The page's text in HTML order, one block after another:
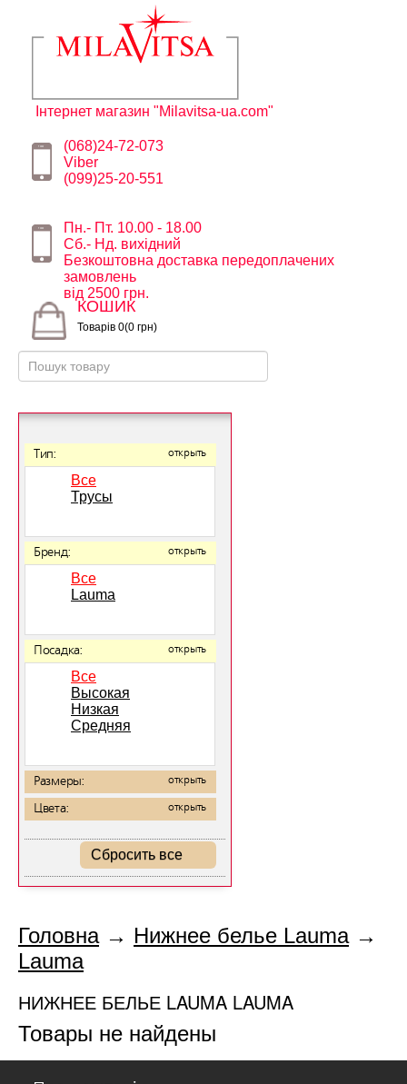
Інтернет магазин "Milavitsa-ua.com"
(068)24-72-073
Viber
(099)25-20-551
Пн.- Пт. 10.00 - 18.00
Сб.- Нд. вихідний
Безкоштовна доставка передоплачених
замовлень
від 2500 грн.
КОШИК
Товарів 0(0 грн)
Тип: открыть
Все
Трусы
Бренд: открыть
Все
Lauma
Посадка: открыть
Все
Высокая
Низкая
Средняя
Размеры: открыть
Цвета: открыть
Сбросить все
Головна→ Нижнее белье Lauma→
Lauma
НИЖНЕЕ БЕЛЬЕ LAUMA LAUMA
Товары не найдены